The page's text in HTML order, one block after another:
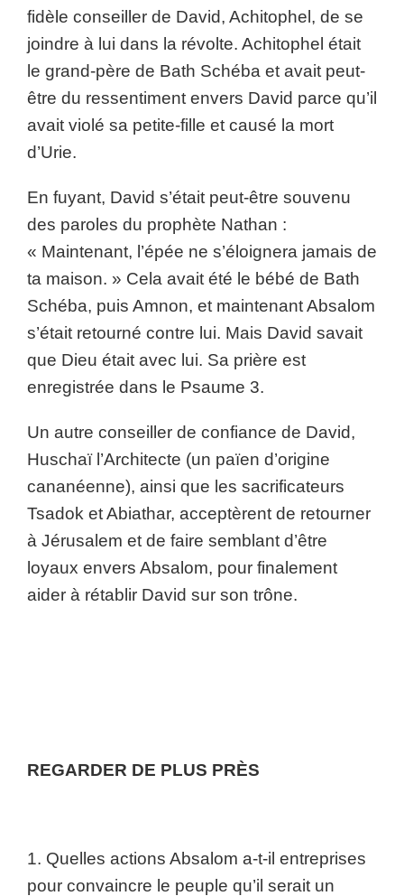
fidèle conseiller de David, Achitophel, de se
joindre à lui dans la révolte. Achitophel était
le grand-père de Bath Schéba et avait peut-
être du ressentiment envers David parce qu’il
avait violé sa petite-fille et causé la mort
d’Urie.
En fuyant, David s’était peut-être souvenu
des paroles du prophète Nathan :
« Maintenant, l’épée ne s’éloignera jamais de
ta maison. » Cela avait été le bébé de Bath
Schéba, puis Amnon, et maintenant Absalom
s’était retourné contre lui. Mais David savait
que Dieu était avec lui. Sa prière est
enregistrée dans le Psaume 3.
Un autre conseiller de confiance de David,
Huschaï l’Architecte (un païen d’origine
cananéenne), ainsi que les sacrificateurs
Tsadok et Abiathar, acceptèrent de retourner
à Jérusalem et de faire semblant d’être
loyaux envers Absalom, pour finalement
aider à rétablir David sur son trône.
REGARDER DE PLUS PRÈS
1. Quelles actions Absalom a-t-il entreprises
pour convaincre le peuple qu’il serait un